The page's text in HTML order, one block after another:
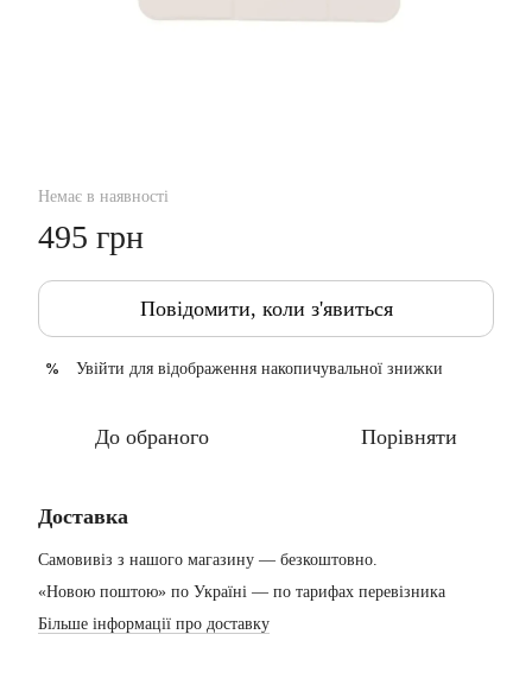
Немає в наявності
495 грн
Повідомити, коли з'явиться
% Увійти для відображення накопичувальної знижки
До обраного Порівняти
Доставка
Самовивіз з нашого магазину — безкоштовно.
«Новою поштою» по Україні — по тарифах перевізника
Більше інформації про доставку